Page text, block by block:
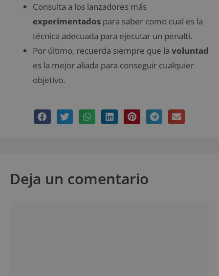
Consulta a los lanzadores más
experimentados para saber como cual es la
técnica adecuada para ejecutar un penalti.
Por último, recuerda siempre que la voluntad
es la mejor aliada para conseguir cualquier
objetivo.
Deja un comentario